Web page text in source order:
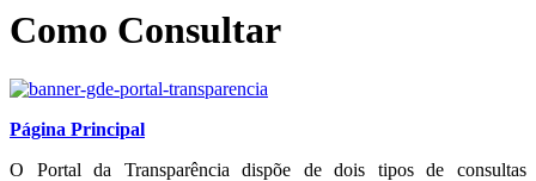
Como Consultar
Página Principal
O Portal da Transparência dispõe de dois tipos de consultas